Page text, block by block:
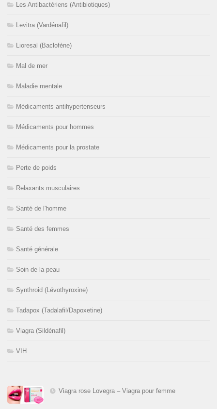
Les Antibactériens (Antibiotiques)
Levitra (Vardénafil)
Lioresal (Baclofène)
Mal de mer
Maladie mentale
Médicaments antihypertenseurs
Médicaments pour hommes
Médicaments pour la prostate
Perte de poids
Relaxants musculaires
Santé de l'homme
Santé des femmes
Santé générale
Soin de la peau
Synthroid (Lévothyroxine)
Tadapox (Tadalafil/Dapoxetine)
Viagra (Sildénafil)
VIH
Viagra rose Lovegra – Viagra pour femme